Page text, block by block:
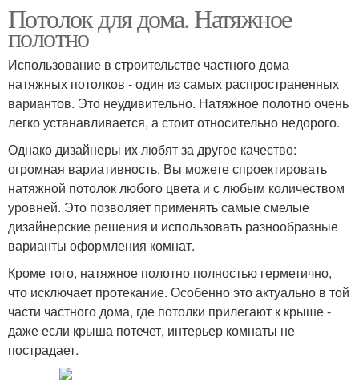
Потолок для дома. Натяжное
полотно
Использование в строительстве частного дома
натяжных потолков - один из самых распространенных
вариантов. Это неудивительно. Натяжное полотно очень
легко устанавливается, а стоит относительно недорого.
Однако дизайнеры их любят за другое качество:
огромная вариативность. Вы можете спроектировать
натяжной потолок любого цвета и с любым количеством
уровней. Это позволяет применять самые смелые
дизайнерские решения и использовать разнообразные
варианты оформления комнат.
Кроме того, натяжное полотно полностью герметично,
что исключает протекание. Особенно это актуально в той
части частного дома, где потолки прилегают к крыше -
даже если крыша потечет, интерьер комнаты не
пострадает.